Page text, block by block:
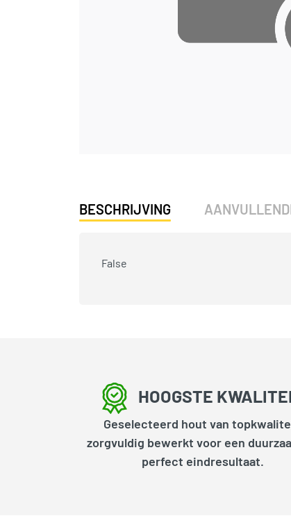
BESCHRIJVING
False
HOOGSTE
Geselecteerd hout van
zorgvuldig bewerkt voor een
perfect eindresultaat.